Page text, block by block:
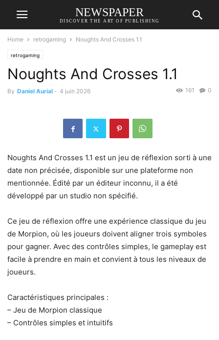
NEWSPAPER
DISCOVER THE ART OF PUBLISHING
Home retrogaming Noughts And Crosses 1.1
retrogaming
Noughts And Crosses 1.1
By Daniel Aurial - 4 juin 2026 0
161
Noughts And Crosses 1.1 est un jeu de réflexion sorti à une
date non précisée, disponible sur une plateforme non
mentionnée. Édité par un éditeur inconnu, il a été
développé par un studio non spécifié.
Ce jeu de réflexion offre une expérience classique du jeu
de Morpion, où les joueurs doivent aligner trois symboles
pour gagner. Avec des contrôles simples, le gameplay est
facile à prendre en main et convient à tous les niveaux de
joueurs.
Caractéristiques principales :
– Jeu de Morpion classique
– Contrôles simples et intuitifs